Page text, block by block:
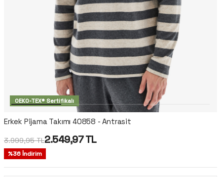
OEKO-TEX® Sertifikalı
Erkek Pijama Takımı 40858 - Antrasit
3.999,95TL2.549,97TL
%36İndirim